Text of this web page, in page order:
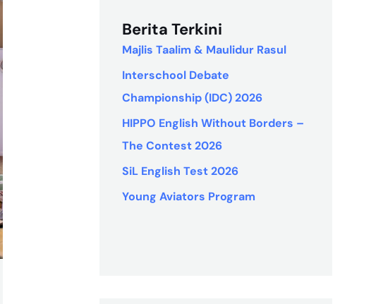
Berita Terkini
Majlis Taalim & Maulidur Rasul
Interschool Debate
Championship (IDC) 2026
HIPPO English Without Borders –
The Contest 2026
SiL English Test 2026
Young Aviators Program